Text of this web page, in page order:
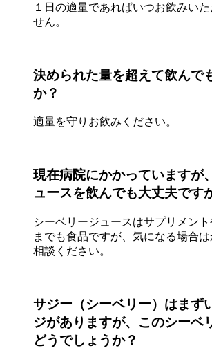
１日の適量であればいつお飲みい
せん。
決められた量を超えて飲んで
か？
適量を守りお飲みください。
現在病院にかかっていますが
ュースを飲んでも大丈夫です
シーベリージュースはサプリメント
までも食品ですが、気になる場合
相談ください。
サジー（シーベリー）はまず
ジがありますが、このシーベ
どうでしょうか？